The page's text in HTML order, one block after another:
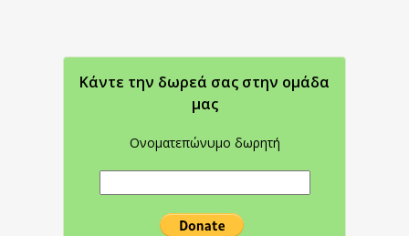
Κάντε την δωρεά σας στην oμάδα
μας
Ονοματεπώνυμο δωρητή